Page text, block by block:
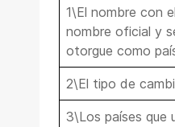
1\El nombre con
nombre oficial y
otorgue como
2\El tipo de
3\Los países que